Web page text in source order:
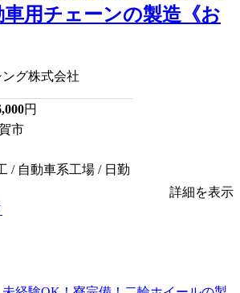
用チェーンの製造《お
グ株式会社
円
市
/ 自動車系工場 / 日勤
詳細を表示